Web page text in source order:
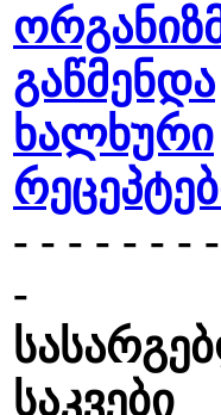
გაწმენდა
ხალხური
- - - - - - -
-
საკვები